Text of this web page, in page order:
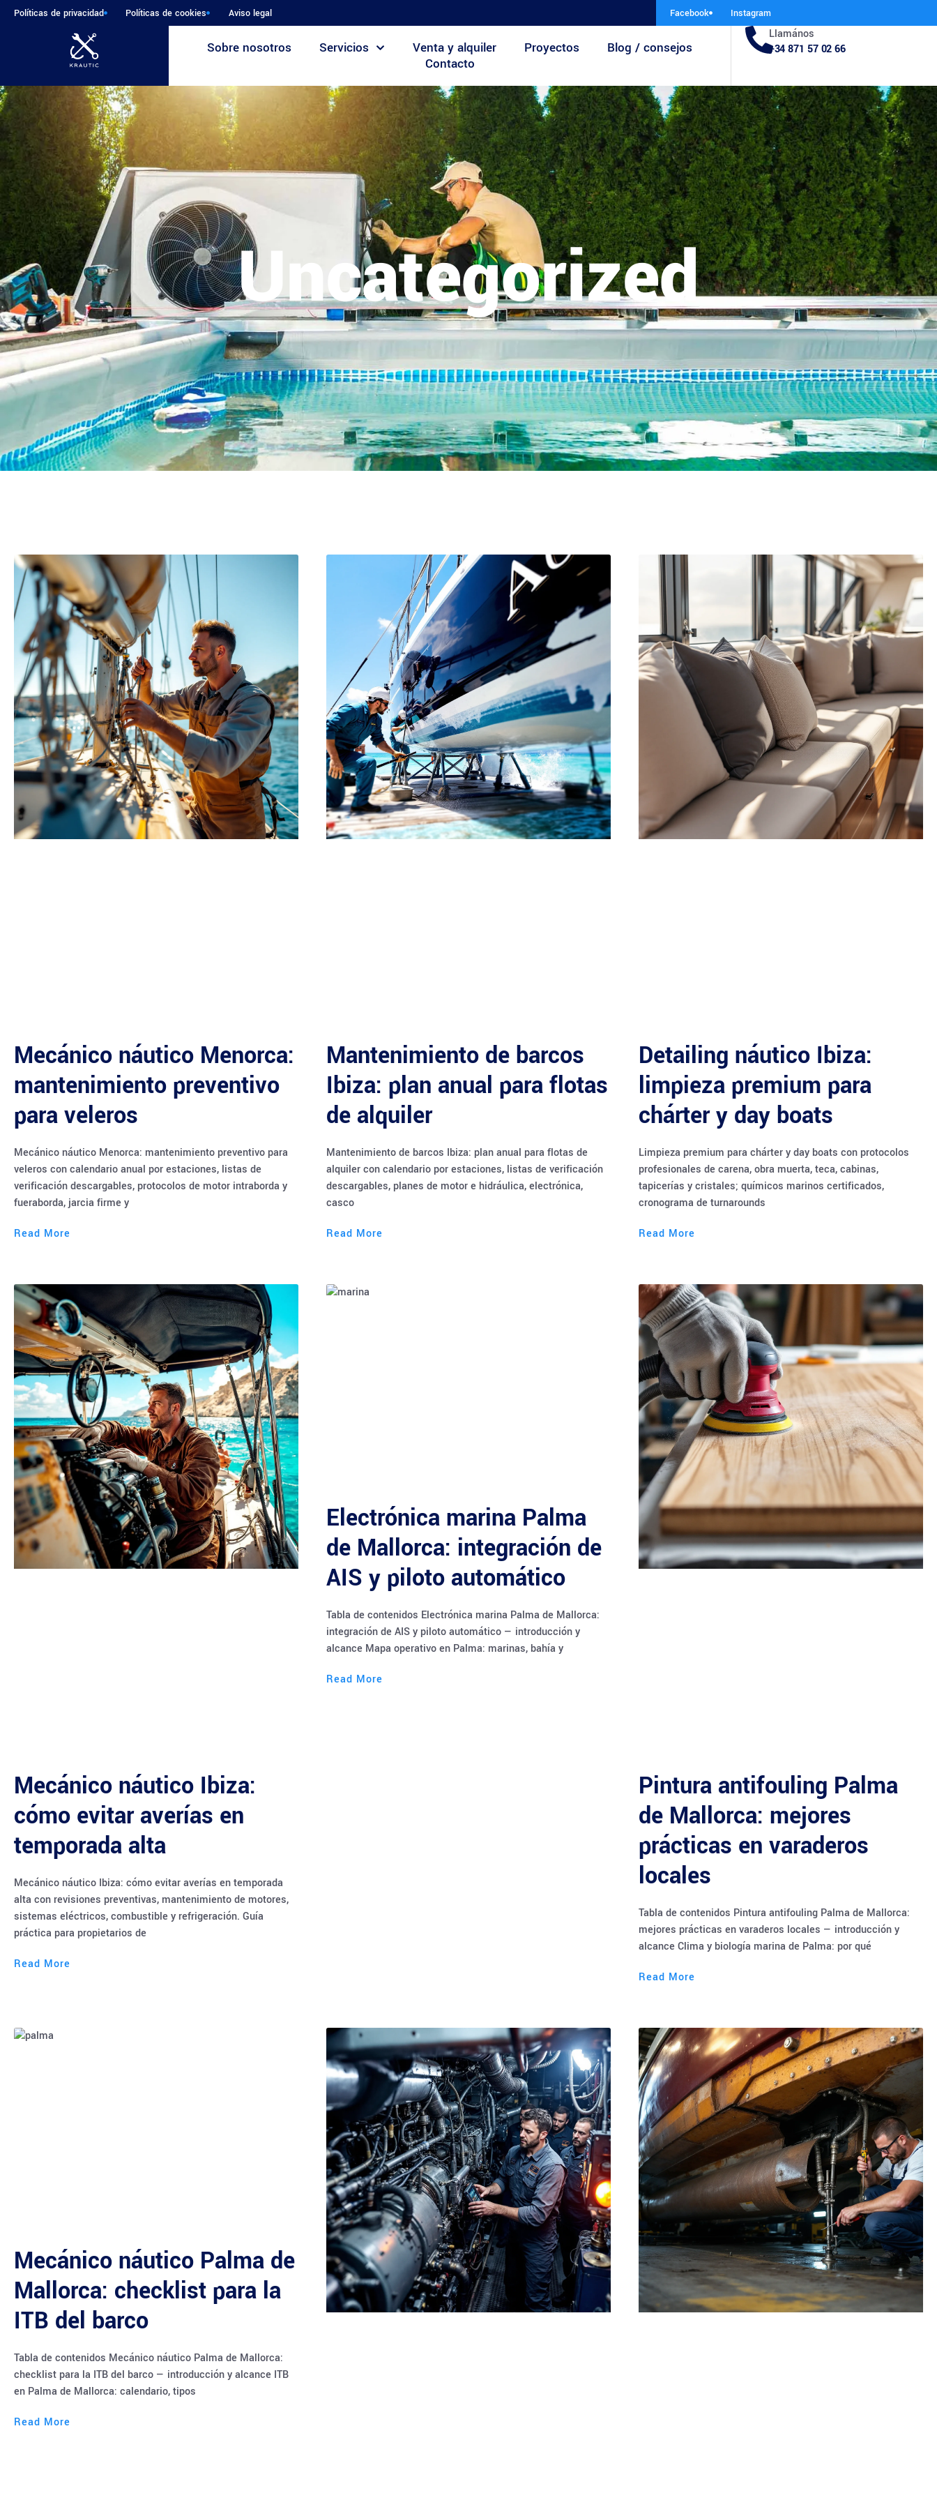
Políticas de privacidad Políticas de cookies Aviso legal Facebook Instagram
Sobre nosotros Servicios Venta y alquiler Proyectos
Blog / consejos
Contacto
Llamános
+34 871 57 02 66
Uncategorized
Mecánico náutico Menorca:
mantenimiento preventivo
para veleros
Mecánico náutico Menorca: mantenimiento preventivo para
veleros con calendario anual por estaciones, listas de
verificación descargables, protocolos de motor intraborda y
fueraborda, jarcia firme y
Read More
Mantenimiento de barcos
Ibiza: plan anual para flotas
de alquiler
Mantenimiento de barcos Ibiza: plan anual para flotas de
alquiler con calendario por estaciones, listas de verificación
descargables, planes de motor e hidráulica, electrónica,
casco
Read More
Detailing náutico Ibiza:
limpieza premium para
chárter y day boats
Limpieza premium para chárter y day boats con protocolos
profesionales de carena, obra muerta, teca, cabinas,
tapicerías y cristales; químicos marinos certificados,
cronograma de turnarounds
Read More
Mecánico náutico Ibiza:
cómo evitar averías en
temporada alta
Mecánico náutico Ibiza: cómo evitar averías en temporada
alta con revisiones preventivas, mantenimiento de motores,
sistemas eléctricos, combustible y refrigeración. Guía
práctica para propietarios de
Read More
Electrónica marina Palma
de Mallorca: integración de
AIS y piloto automático
Tabla de contenidos Electrónica marina Palma de Mallorca:
integración de AIS y piloto automático — introducción y
alcance Mapa operativo en Palma: marinas, bahía y
Read More
Pintura antifouling Palma
de Mallorca: mejores
prácticas en varaderos
locales
Tabla de contenidos Pintura antifouling Palma de Mallorca:
mejores prácticas en varaderos locales — introducción y
alcance Clima y biología marina de Palma: por qué
Read More
Mecánico náutico Palma de
Mallorca: checklist para la
ITB del barco
Tabla de contenidos Mecánico náutico Palma de Mallorca:
checklist para la ITB del barco — introducción y alcance ITB
en Palma de Mallorca: calendario, tipos
Read More